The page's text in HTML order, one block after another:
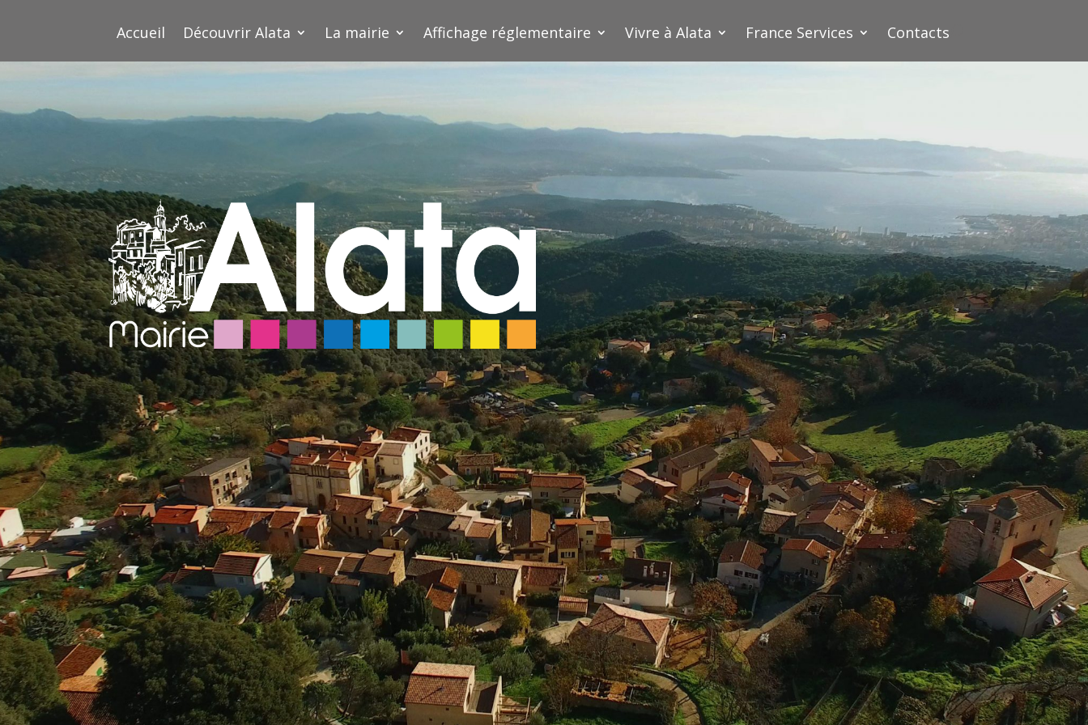
Accueil Découvrir Alata La mairie Affichage réglementaire Vivre à Alata France Services Contacts